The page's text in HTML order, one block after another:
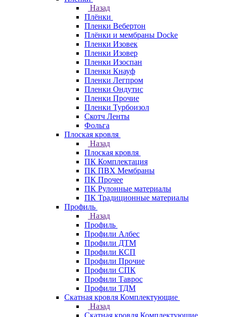
Назад
Плёнки
Пленки Вебертон
Плёнки и мембраны Docke
Пленки Изовек
Пленки Изовер
Пленки Изоспан
Пленки Кнауф
Пленки Легпром
Пленки Ондутис
Пленки Прочие
Пленки Турбоизол
Скотч Ленты
Фольга
Плоская кровля
Назад
Плоская кровля
ПК Комплектация
ПК ПВХ Мембраны
ПК Прочее
ПК Рулонные материалы
ПК Традиционные материалы
Профиль
Назад
Профиль
Профили Албес
Профили ДТМ
Профили КСП
Профили Прочие
Профили СПК
Профили Таврос
Профили ТДМ
Скатная кровля Комплектующие
Назад
Скатная кровля Комплектующие